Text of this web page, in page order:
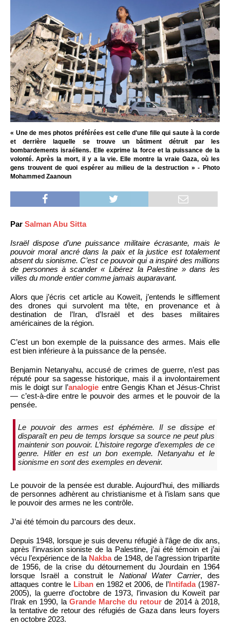
« Une de mes photos préférées est celle d'une fille qui saute à la corde
et derrière laquelle se trouve un bâtiment détruit par les
bombardements israéliens. Elle exprime la force et la puissance de la
volonté. Après la mort, il y a la vie. Elle montre la vraie Gaza, où les
gens trouvent de quoi espérer au milieu de la destruction » - Photo
Mohammed Zaanoun
Par Salman Abu Sitta
Israël dispose d’une puissance militaire écrasante, mais le
pouvoir moral ancré dans la paix et la justice est totalement
absent du sionisme. C’est ce pouvoir qui a inspiré des millions
de personnes à scander « Libérez la Palestine » dans les
villes du monde entier comme jamais auparavant.
Alors que j’écris cet article au Koweït, j’entends le sifflement
des drones qui survolent ma tête, en provenance et à
destination de l’Iran, d’Israël et des bases militaires
américaines de la région.
C’est un bon exemple de la puissance des armes. Mais elle
est bien inférieure à la puissance de la pensée.
Benjamin Netanyahu, accusé de crimes de guerre, n’est pas
réputé pour sa sagesse historique, mais il a involontairement
mis le doigt sur l’analogie entre Gengis Khan et Jésus-Christ
— c’est-à-dire entre le pouvoir des armes et le pouvoir de la
pensée.
Le pouvoir des armes est éphémère. Il se dissipe et
disparaît en peu de temps lorsque sa source ne peut plus
maintenir son pouvoir. L’histoire regorge d’exemples de ce
genre. Hitler en est un bon exemple. Netanyahu et le
sionisme en sont des exemples en devenir.
Le pouvoir de la pensée est durable. Aujourd’hui, des milliards
de personnes adhèrent au christianisme et à l’islam sans que
le pouvoir des armes ne les contrôle.
J’ai été témoin du parcours des deux.
Depuis 1948, lorsque je suis devenu réfugié à l’âge de dix ans,
après l’invasion sioniste de la Palestine, j’ai été témoin et j’ai
vécu l’expérience de la Nakbade 1948, de l’agression tripartite
de 1956, de la crise du détournement du Jourdain en 1964
lorsque Israël a construit le National Water Carrier, des
attaques contre le Libanen 1982 et 2006, de l’Intifada(1987-
2005), la guerre d’octobre de 1973, l’invasion du Koweït par
l’Irak en 1990, la Grande Marche du retour de 2014 à 2018,
la tentative de retour des réfugiés de Gaza dans leurs foyers
en octobre 2023.